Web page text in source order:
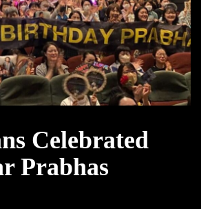
Celebrated
Prabhas